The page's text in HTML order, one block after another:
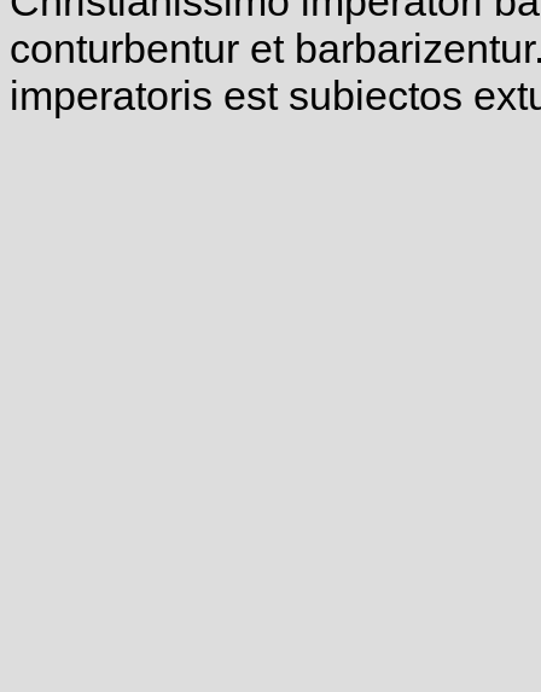
conturbentur et
imperatoris est subiectos